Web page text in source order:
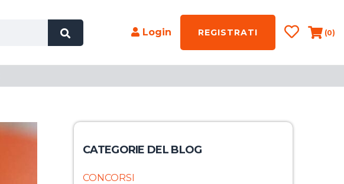
Login REGISTRATI (0)
CATEGORIE DEL BLOG
CONCORSI